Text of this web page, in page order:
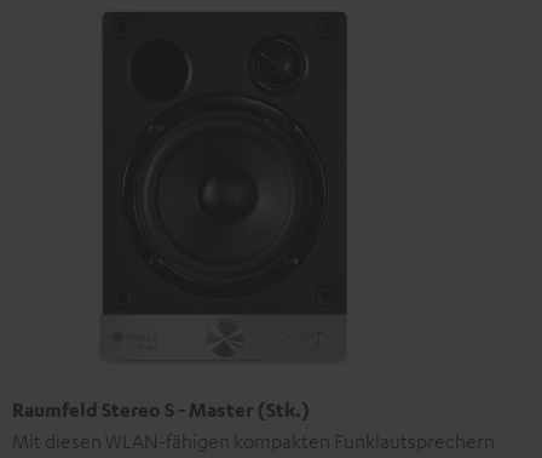
Raumfeld Stereo S - Master (Stk.)
Mit diesen WLAN-fähigen kompakten Funklautsprechern